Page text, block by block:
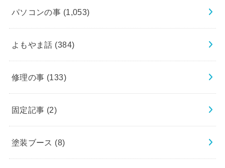
パソコンの事 (1,053)
よもやま話 (384)
修理の事 (133)
固定記事 (2)
塗装ブース (8)